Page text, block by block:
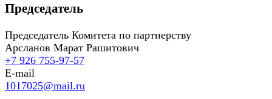
Председатель
Председатель Комитета по партнерству
Арсланов Марат Рашитович
+7 926 755-97-57
E-mail
1017025@mail.ru